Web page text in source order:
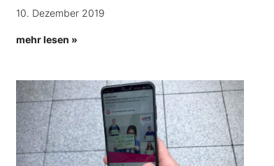
10. Dezember 2019
mehr lesen »